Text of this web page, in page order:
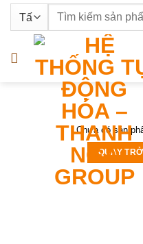
nội
Tìm
Chưa có sản
QUAY